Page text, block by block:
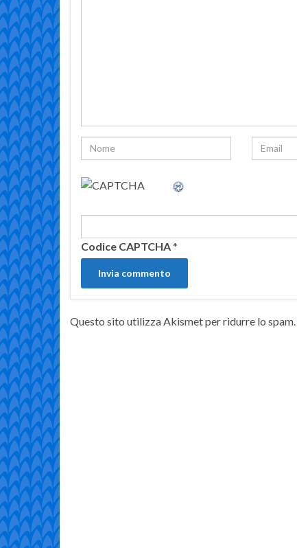
Codice CAPTCHA*
Questo sito utilizza Akismet per ridurre lo spam.